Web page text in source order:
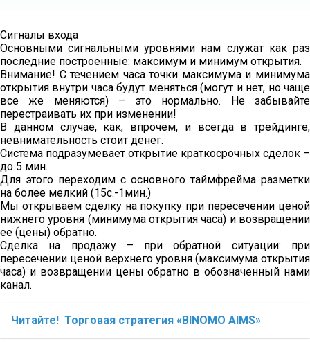
Сигналы входа
Основными сигнальными уровнями нам служат как раз
последние построенные: максимум и минимум открытия.
Внимание! С течением часа точки максимума и минимума
открытия внутри часа будут меняться (могут и нет, но чаще
все же меняются) – это нормально. Не забывайте
перестраивать их при изменении!
В данном случае, как, впрочем, и всегда в трейдинге,
невнимательность стоит денег.
Система подразумевает открытие краткосрочных сделок –
до 5 мин.
Для этого переходим с основного таймфрейма разметки
на более мелкий (15с.-1мин.)
Мы открываем сделку на покупку при пересечении ценой
нижнего уровня (минимума открытия часа) и возвращении
ее (цены) обратно.
Сделка на продажу – при обратной ситуации: при
пересечении ценой верхнего уровня (максимума открытия
часа) и возвращении цены обратно в обозначенный нами
канал.
Читайте! Торговая стратегия «BINOMO AIMS»